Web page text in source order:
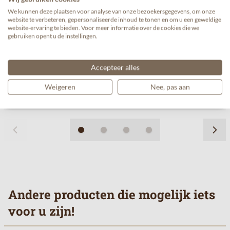
Kimbo koffiebonen extra cream (1kg)
€ 17,99Vanaf€ 16,99
Andere producten die mogelijk iets
voor u zijn!
We kunnen deze plaatsen voor analyse van onze bezoekersgegevens, om onze
website te verbeteren, gepersonaliseerde inhoud te tonen en om u een geweldige
website-ervaring te bieden. Voor meer informatie over de cookies die we
gebruiken opent u de instellingen.
Accepteer alles
Weigeren Nee, pas aan